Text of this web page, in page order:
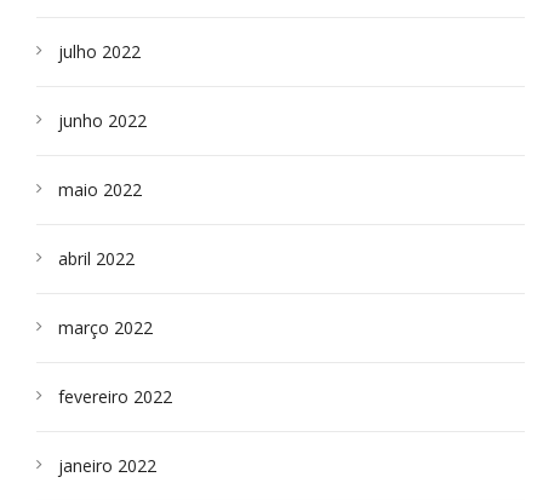
julho 2022
junho 2022
maio 2022
abril 2022
março 2022
fevereiro 2022
janeiro 2022